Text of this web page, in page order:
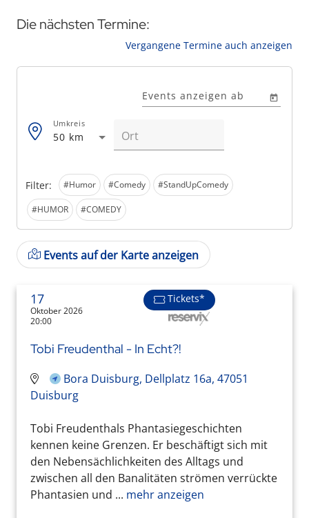
Die nächsten Termine:
Vergangene Termine auch anzeigen
Filter: #Humor #Comedy #StandUpComedy
#HUMOR #COMEDY
Events anzeigen ab
50 km
Umkreis
Events auf der Karte anzeigen
17
Oktober 2026
20:00
Tickets*
Tobi Freudenthal - In Echt?!
Bora Duisburg, Dellplatz 16a, 47051
Duisburg
Tobi Freudenthals Phantasiegeschichten
kennen keine Grenzen. Er beschäftigt sich mit
den Nebensächlichkeiten des Alltags und
zwischen all den Banalitäten strömen verrückte
Phantasien und ... mehr anzeigen